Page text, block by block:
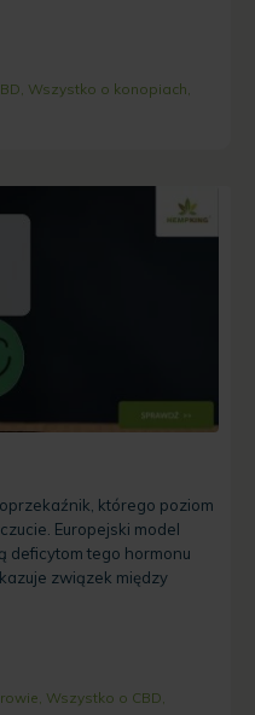
, Wszystko o konopiach,
którego poziom
Europejski model
deficytom tego hormonu
związek między
Wszystko o CBD